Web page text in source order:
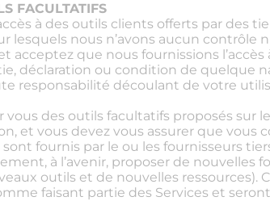
FACULTATIFS
à des outils clients offerts par des
lesquels nous n’avons aucun contrôle
acceptez que nous fournissions
déclaration ou condition de quelque
responsabilité découlant de votre
vous des outils facultatifs proposés
et vous devez vous assurer que vous
fournis par le ou les fournisseurs
à l’avenir, proposer de nouvelles
outils et de nouvelles
faisant partie des Services et